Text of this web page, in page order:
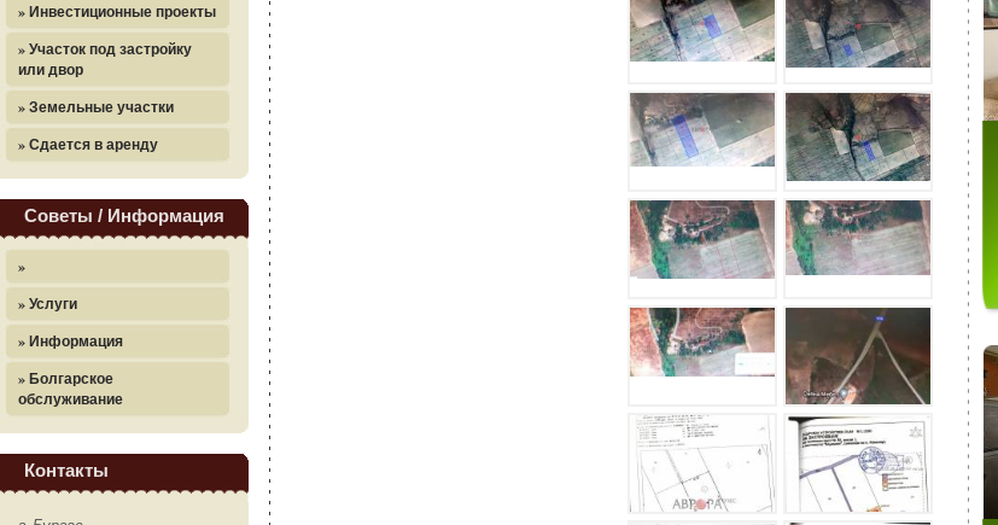
» Инвестиционные проекты
» Участок под застройку
или двор
» Земельные участки
» Сдается в аренду
Советы / Информация
»
» Услуги
» Информация
» Болгарское
обслуживание
Контакты